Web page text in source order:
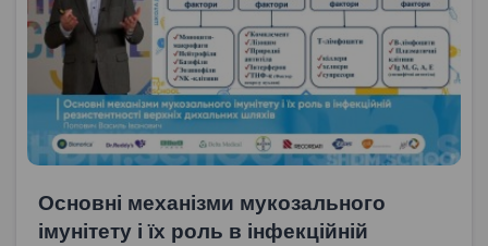
Основні механізми мукозального
імунітету і їх роль в інфекційній